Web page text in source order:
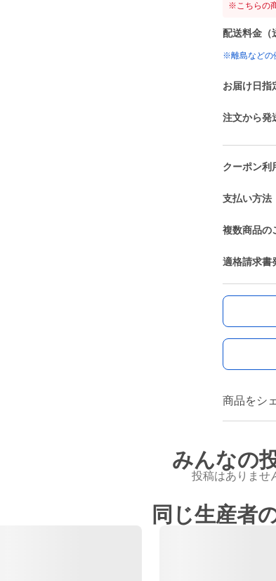
※こちらの
配送料金（
※離島などの
お届け日指
注文から発
クーポン利
支払い方法
複数商品の
適格請求書
商品をシ
みんなの
投稿はありませ
同じ生産者